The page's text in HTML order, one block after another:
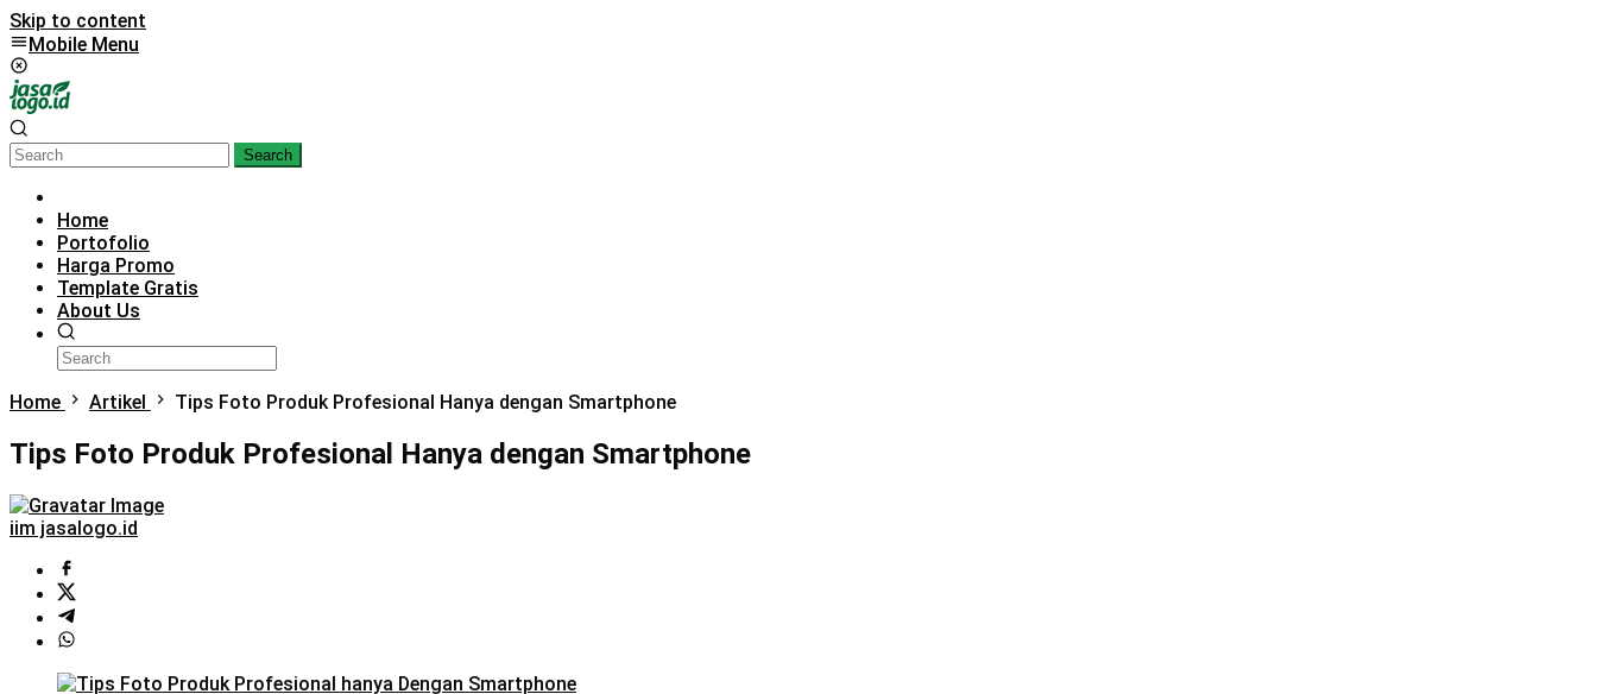
Skip to content
Mobile Menu
Search
Home
Portofolio
Harga Promo
Template Gratis
About Us
Home Artikel Tips Foto Produk Profesional Hanya dengan Smartphone
Tips Foto Produk Profesional Hanya dengan Smartphone
iim jasalogo.id